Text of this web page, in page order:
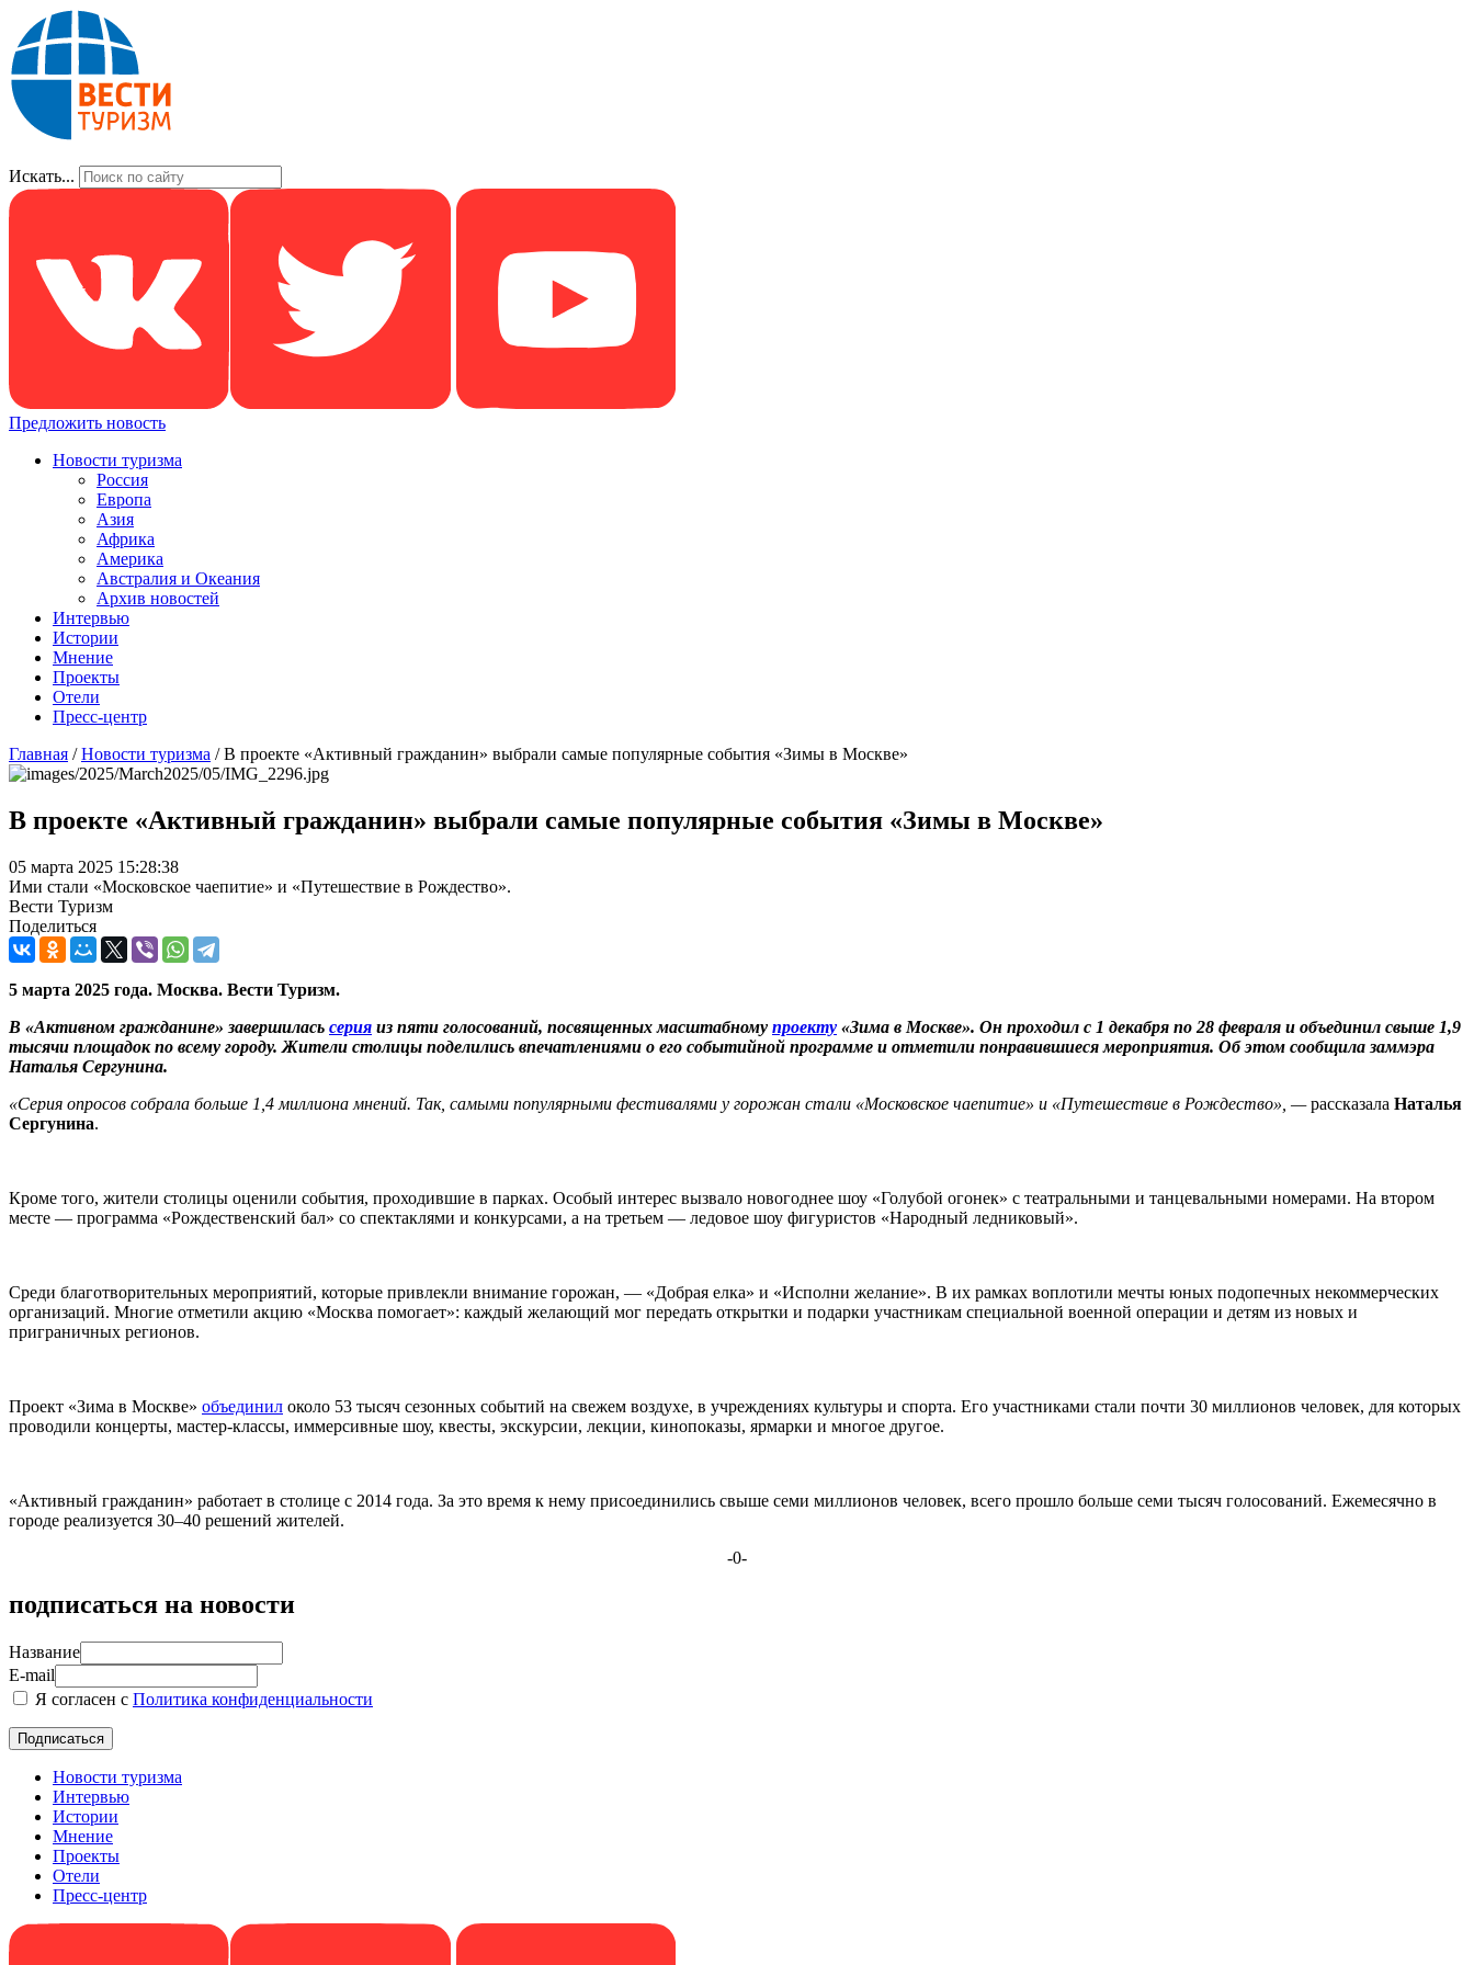
Искать...
Предложить новость
Новости туризма
Россия
Европа
Азия
Африка
Америка
Австралия и Океания
Архив новостей
Интервью
Истории
Мнение
Проекты
Отели
Пресс-центр
Главная /Новости туризма /В проекте «Активный гражданин» выбрали самые популярные события «Зимы в Москве»
В проекте «Активный гражданин» выбрали самые популярные события «Зимы в Москве»
05 марта 2025 15:28:38
Ими стали «Московское чаепитие» и «Путешествие в Рождество».
Вести Туризм
Поделиться
5 марта 2025 года. Москва. Вести Туризм.
В «Активном гражданине» завершилась серия из пяти голосований, посвященных масштабному проекту «Зима в Москве». Он проходил с 1 декабря по 28 февраля и объединил свыше 1,9
тысячи площадок по всему городу. Жители столицы поделились впечатлениями о его событийной программе и отметили понравившиеся мероприятия. Об этом сообщила заммэра
Наталья Сергунина.
«Серия опросов собрала больше 1,4 миллиона мнений. Так, самыми популярными фестивалями у горожан стали «Московское чаепитие» и «Путешествие в Рождество», —рассказала Наталья
Сергунина.
Кроме того, жители столицы оценили события, проходившие в парках. Особый интерес вызвало новогоднее шоу «Голубой огонек» с театральными и танцевальными номерами. На втором
месте — программа «Рождественский бал» со спектаклями и конкурсами, а на третьем — ледовое шоу фигуристов «Народный ледниковый».
Среди благотворительных мероприятий, которые привлекли внимание горожан, — «Добрая елка» и «Исполни желание». В их рамках воплотили мечты юных подопечных некоммерческих
организаций. Многие отметили акцию «Москва помогает»: каждый желающий мог передать открытки и подарки участникам специальной военной операции и детям из новых и
приграничных регионов.
Проект «Зима в Москве» объединил около 53 тысяч сезонных событий на свежем воздухе, в учреждениях культуры и спорта. Его участниками стали почти 30 миллионов человек, для которых
проводили концерты, мастер-классы, иммерсивные шоу, квесты, экскурсии, лекции, кинопоказы, ярмарки и многое другое.
«Активный гражданин» работает в столице с 2014 года. За это время к нему присоединились свыше семи миллионов человек, всего прошло больше семи тысяч голосований. Ежемесячно в
городе реализуется 30–40 решений жителей.
-0-
подписаться на новости
Название
E-mail
Я согласен с Политика конфиденциальности
Новости туризма
Интервью
Истории
Мнение
Проекты
Отели
Пресс-центр